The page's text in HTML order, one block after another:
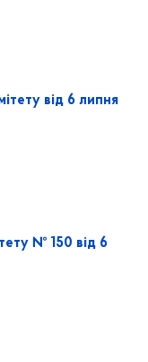
від 6 липня
№ 150 від 6